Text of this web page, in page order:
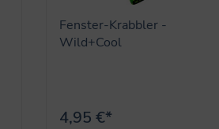
Fenster-Krabbler -
Wild+Cool
4,95 €*